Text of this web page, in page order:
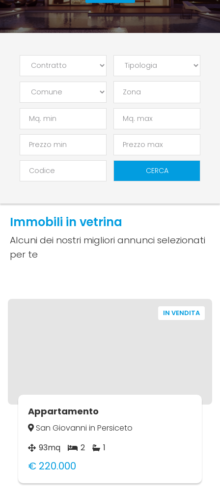
Zona
CERCA
Immobili in vetrina
Alcuni dei nostri migliori annunci selezionati
per te
IN VENDITA
Appartamento
San Giovanni in Persiceto
93mq
2 1
€ 220.000